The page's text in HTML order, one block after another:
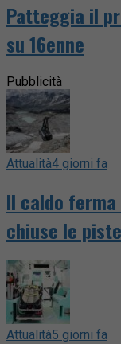
Patteggia il
su 16enne
Pubblicità
Attualità4 giorni fa
Il caldo
chiuse le
Attualità5 giorni fa